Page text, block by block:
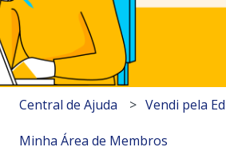
Central de Ajuda Vendi pela
Minha Área de Membros